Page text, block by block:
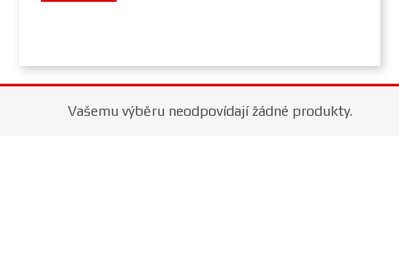
Vašemu výběru neodpovídají žádné produkty.